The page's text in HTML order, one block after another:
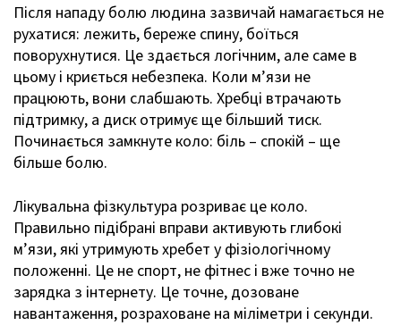
Після нападу болю людина зазвичай намагається не
рухатися: лежить, береже спину, боїться
поворухнутися. Це здається логічним, але саме в
цьому і криється небезпека. Коли м’язи не
працюють, вони слабшають. Хребці втрачають
підтримку, а диск отримує ще більший тиск.
Починається замкнуте коло: біль – спокій – ще
більше болю.
Лікувальна фізкультура розриває це коло.
Правильно підібрані вправи активують глибокі
м’язи, які утримують хребет у фізіологічному
положенні. Це не спорт, не фітнес і вже точно не
зарядка з інтернету. Це точне, дозоване
навантаження, розраховане на міліметри і секунди.